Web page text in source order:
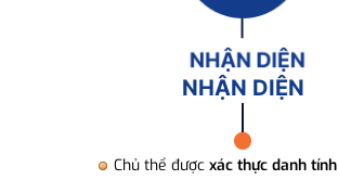
NHẬN DIỆN
Chủ thể được xác thực danh tính